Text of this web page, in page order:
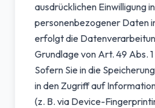
ausdrücklichen Einwilligung
personenbezogener Daten
erfolgt die
Grundlage von Art. 49 Abs. 1
Sofern Sie in die
in den Zugriff auf
(z. B. via Device-